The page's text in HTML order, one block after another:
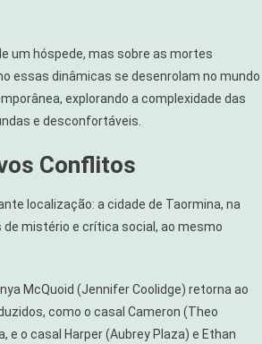
um hóspede, mas sobre as mortes
essas dinâmicas se desenrolam no mundo
explorando a complexidade das
e desconfortáveis.
Conflitos
localização: a cidade de Taormina, na
de mistério e crítica social, ao mesmo
McQuoid (Jennifer Coolidge) retorna ao
como o casal Cameron (Theo
o casal Harper (Aubrey Plaza) e Ethan